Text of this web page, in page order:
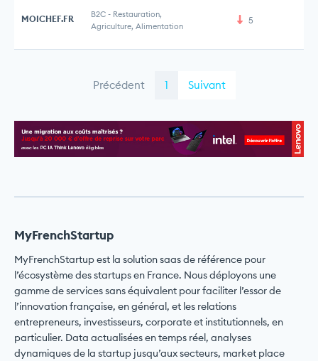
MOICHEF.FR B2C - Restauration,
Agriculture, Alimentation
5
Précédent 1 Suivant
MyFrenchStartup
MyFrenchStartup est la solution saas de référence pour
l’écosystème des startups en France. Nous déployons une
gamme de services sans équivalent pour faciliter l’essor de
l’innovation française, en général, et les relations
entrepreneurs, investisseurs, corporate et institutionnels, en
particulier. Data actualisées en temps réel, analyses
dynamiques de la startup jusqu’aux secteurs, market place